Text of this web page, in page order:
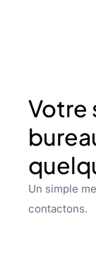
Votre
Un simple
contactons.